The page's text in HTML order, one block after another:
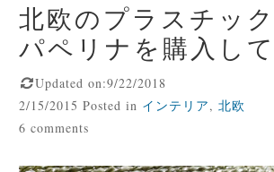
北欧のプラスチック
パペリナを購入し
Updated on:9/22/2018
2/15/2015 Posted in インテリア,北欧
6 comments